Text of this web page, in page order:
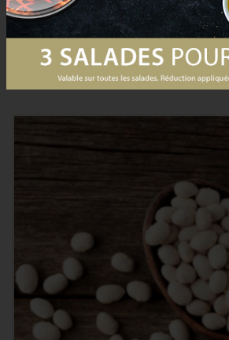
Mais aussi
PRODUCTS